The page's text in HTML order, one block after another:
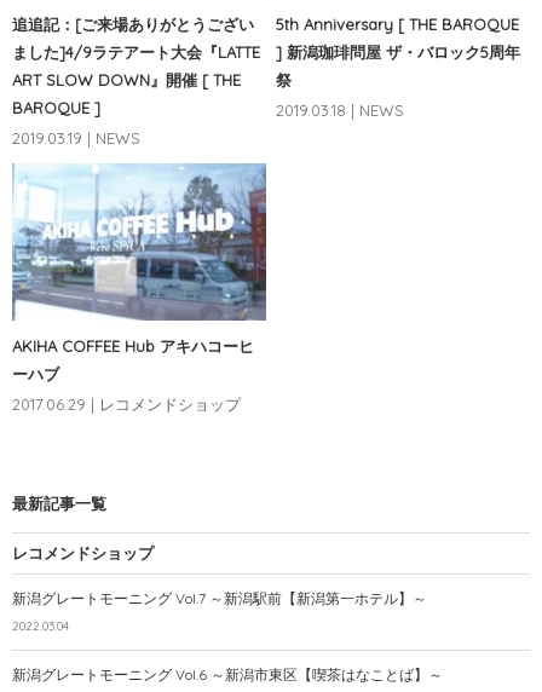
追追記：[ご来場ありがとうござい
ました]4/9ラテアート大会『LATTE
ART SLOW DOWN』開催 [ THE
BAROQUE ]
2019.03.19 | NEWS
5th Anniversary [ THE BAROQUE
] 新潟珈琲問屋 ザ・バロック5周年
祭
2019.03.18 | NEWS
AKIHA COFFEE Hub アキハコーヒ
ーハブ
2017.06.29 | レコメンドショップ
最新記事一覧
レコメンドショップ
新潟グレートモーニング Vol.7 ～新潟駅前【新潟第一ホテル】～
2022.03.04
新潟グレートモーニング Vol.6 ～新潟市東区【喫茶はなことば】～